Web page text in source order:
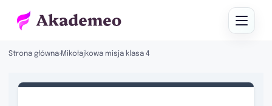
Strona główna›Mikołajkowa misja klasa 4